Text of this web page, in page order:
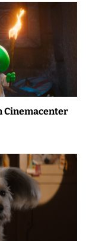
Cinemacenter